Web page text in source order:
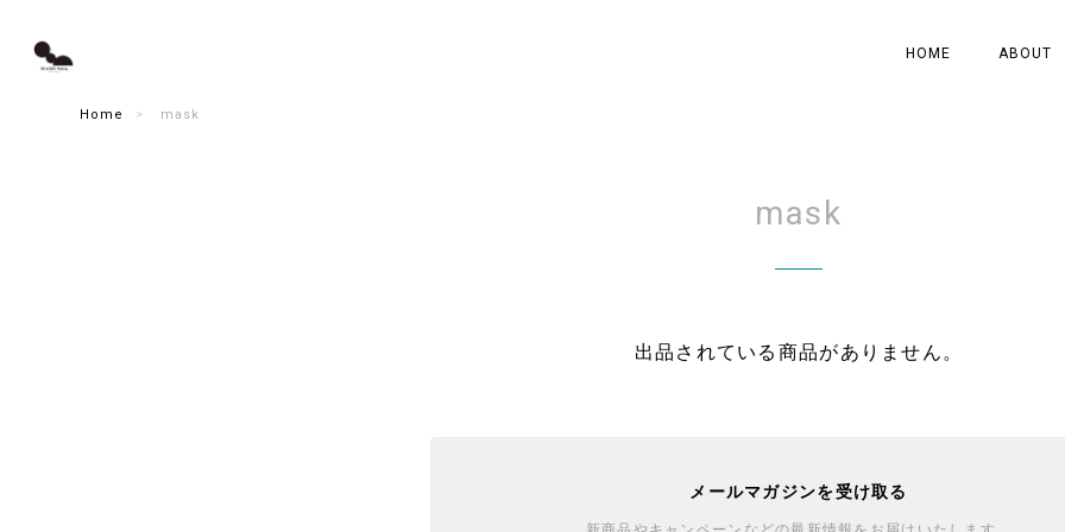
HOME ABOUT
Home mask
mask
出品されている商品がありません。
メールマガジンを受け取る